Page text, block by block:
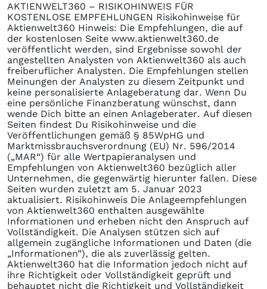
AKTIENWELT360 – RISIKOHINWEIS FÜR
KOSTENLOSE EMPFEHLUNGEN Risikohinweise für
Aktienwelt360 Hinweis: Die Empfehlungen, die auf
der kostenlosen Seite www.aktienwelt360.de
veröffentlicht werden, sind Ergebnisse sowohl der
angestellten Analysten von Aktienwelt360 als auch
freiberuflicher Analysten. Die Empfehlungen stellen
Meinungen der Analysten zu diesem Zeitpunkt und
keine personalisierte Anlageberatung dar. Wenn Du
eine persönliche Finanzberatung wünschst, dann
wende Dich bitte an einen Anlageberater. Auf diesen
Seiten findest Du Risikohinweise und die
Veröffentlichungen gemäß § 85WpHG und
Marktmissbrauchsverordnung (EU) Nr. 596/2014
(„MAR“) für alle Wertpapieranalysen und
Empfehlungen von Aktienwelt360 bezüglich aller
Unternehmen, die gegenwärtig hierunter fallen. Diese
Seiten wurden zuletzt am 5. Januar 2023
aktualisiert. Risikohinweis Die Anlageempfehlungen
von Aktienwelt360 enthalten ausgewählte
Informationen und erheben nicht den Anspruch auf
Vollständigkeit. Die Analysen stützen sich auf
allgemein zugängliche Informationen und Daten (die
„Informationen”), die als zuverlässig gelten.
Aktienwelt360 hat die Information jedoch nicht auf
ihre Richtigkeit oder Vollständigkeit geprüft und
behauptet nicht die Richtigkeit und Vollständigkeit